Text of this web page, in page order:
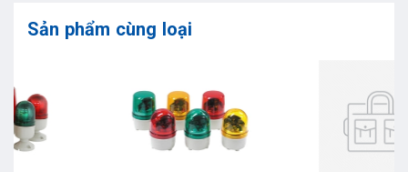
Sản phẩm cùng loại